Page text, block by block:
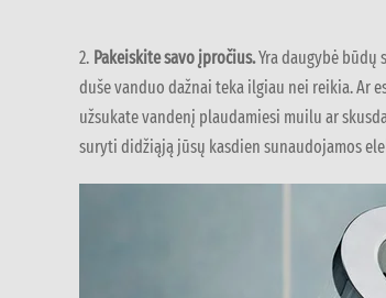
2. Pakeiskite savo įpročius.Yra daugybė būdų
duše vanduo dažnai teka ilgiau nei reikia. Ar
užsukate vandenį plaudamiesi muilu ar
suryti didžiąją jūsų kasdien sunaudojamos